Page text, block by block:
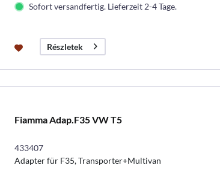
Sofort versandfertig. Lieferzeit 2-4 Tage.
Részletek
Fiamma Adap.F35 VW T5
433407
Adapter für F35, Transporter+Multivan